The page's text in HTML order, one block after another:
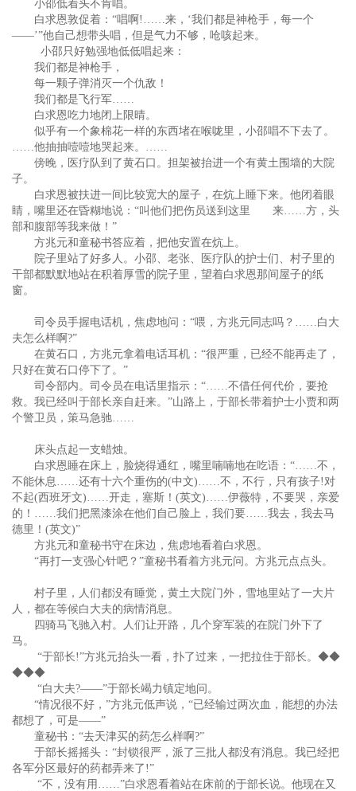
小邵低着头不肯唱。
白求恩敦促着：“唱啊!……来，‘我们都是神枪手，每一个
——’”他自己想带头唱，但是气力不够，呛咳起来。
小邵只好勉强地低低唱起来：
我们都是神枪手，
每一颗子弹消灭一个仇敌！
我们都是飞行军……
白求恩吃力地闭上限晴。
似乎有一个象棉花一样的东西堵在喉咙里，小邵唱不下去了。
……他抽抽噎噎地哭起来。……
傍晚，医疗队到了黄石口。担架被抬进一个有黄土围墙的大院
子。
白求恩被扶进一间比较宽大的屋子，在炕上睡下来。他闭着眼
睛，嘴里还在昏糊地说：“叫他们把伤员送到这里 来……方，头
部和腹部等我来做！”
方兆元和童秘书答应着，把他安置在炕上。
院子里站了好多人。小邵、老张、医疗队的护士们、村子里的
干部都默默地站在积着厚雪的院子里，望着白求恩那间屋子的纸
窗。
司令员手握电话机，焦虑地问：“喂，方兆元同志吗？……白大
夫怎么样啊?”
在黄石口，方兆元拿着电话耳机：“很严重，已经不能再走了，
只好在黄石口停下了。”
司令部内。司令员在电话里指示：“……不借任何代价，要抢
救。我已经叫于部长亲自赶来。”山路上，于部长带着护士小贾和两
个警卫员，策马急驰……
床头点起一支蜡烛。
白求恩睡在床上，脸烧得通红，嘴里喃喃地在吃语：“……不，
不能休息……还有十六个重伤的(中文)……不，不行，只有孩子!对
不起(西班牙文)……开走，塞斯！(英文)……伊薇特，不要哭，亲爱
的！……我们把黑漆涂在他们自己脸上，我们要……我去，我去马
德里！(英文)”
方兆元和童秘书守在床边，焦虑地看着白求恩。
“再打一支强心针吧？”童秘书看着方兆元问。方兆元点点头。
村子里，人们都没有睡觉，黄土大院门外，雪地里站了一大片
人，都在等候白大夫的病情消息。
四骑马飞驰入村。人们让开路，几个穿军装的在院门外下了
马。
“于部长!”方兆元抬头一看，扑了过来，一把拉住于部长。◆◆
◆◆◆
“白大夫?——”于部长竭力镇定地问。
“情况很不好，”方兆元低声说，“已经输过两次血，能想的办法
都想了，可是——”
童秘书：“去天津买的药怎么样啊?”
于部长摇摇头：“封锁很严，派了三批人都没有消息。我已经把
各军分区最好的药都弄来了!”
“不，没有用……”白求恩看着站在床前的于部长说。他现在又